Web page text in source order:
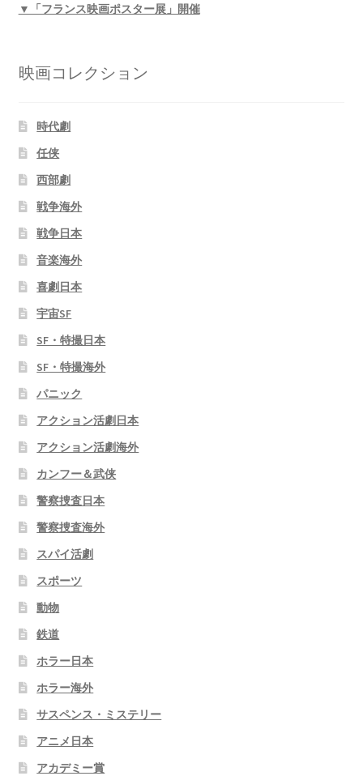
▼「フランス映画ポスター展」開催
映画コレクション
時代劇
任侠
西部劇
戦争海外
戦争日本
音楽海外
喜劇日本
宇宙SF
SF・特撮日本
SF・特撮海外
パニック
アクション活劇日本
アクション活劇海外
カンフー＆武侠
警察捜査日本
警察捜査海外
スパイ活劇
スポーツ
動物
鉄道
ホラー日本
ホラー海外
サスペンス・ミステリー
アニメ日本
アカデミー賞